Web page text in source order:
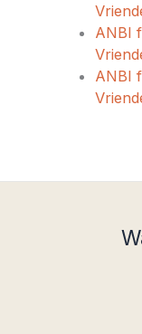
ANBI
ANBI